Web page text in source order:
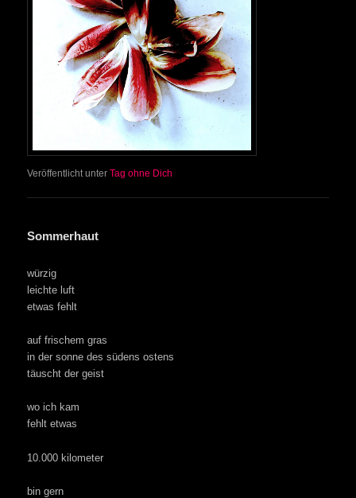
Veröffentlicht unter Tag ohne Dich
Sommerhaut
würzig
leichte luft
etwas fehlt
auf frischem gras
in der sonne des südens ostens
täuscht der geist
wo ich kam
fehlt etwas
10.000 kilometer
bin gern